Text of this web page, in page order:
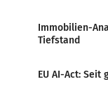
Immobilien-
Tiefstand
EU AI-Act: